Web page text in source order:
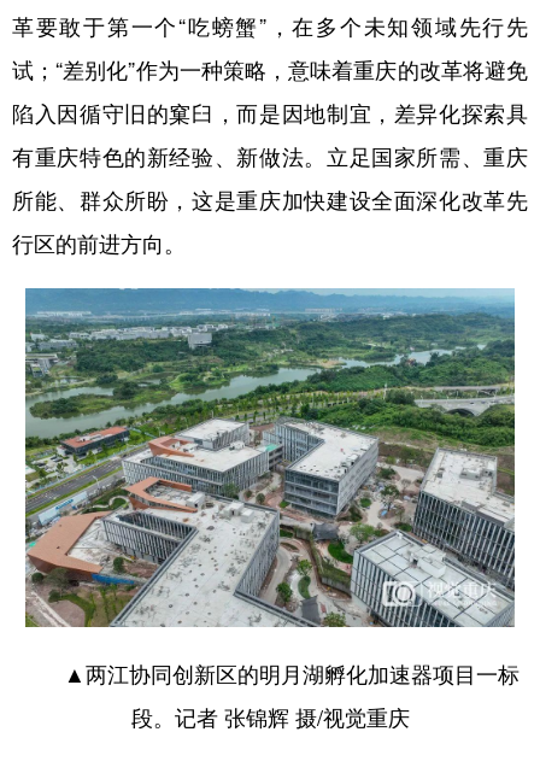
革要敢于第一个“吃螃蟹”，在多个未知领域先行先
试；“差别化”作为一种策略，意味着重庆的改革将避免
陷入因循守旧的窠臼，而是因地制宜，差异化探索具
有重庆特色的新经验、新做法。立足国家所需、重庆
所能、群众所盼，这是重庆加快建设全面深化改革先
行区的前进方向。
▲两江协同创新区的明月湖孵化加速器项目一标
段。记者 张锦辉 摄/视觉重庆